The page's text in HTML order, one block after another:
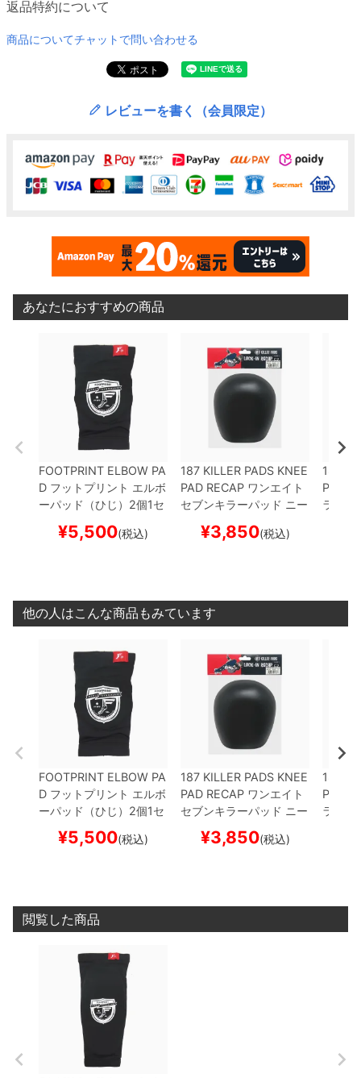
返品特約について
商品についてチャットで問い合わせる
レビューを書く（会員限定）
あなたにおすすめの商品
FOOTPRINT ELBOW PA
D フットプリント エルボ
ーパッド（ひじ）2個1セ
OR SLEEVES ELBOW
¥5,500(税込)
187 KILLER PADS KNEE
PAD RECAP ワンエイト
セブンキラーパッド ニー
K-IN RECAP C2BLACK
¥3,850(税込)
187
PAD
ラーパ
他の人はこんな商品もみています
FOOTPRINT ELBOW PA
D フットプリント エルボ
ーパッド（ひじ）2個1セ
ット LOPRO PROTECT
OR SLEEVES ELBOW
¥5,500(税込)
187 KILLER PADS KNEE
PAD RECAP ワンエイト
セブンキラーパッド ニー
パッド用交換パッド
K-IN RECAP C2BLACK
¥3,850(税込)
187
PAD
ラーパ
閲覧した商品